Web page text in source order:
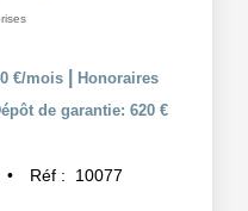
€/mois
Honoraires
de garantie: 620 €
Réf : 10077